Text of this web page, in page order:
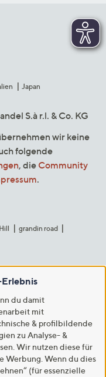
Japan
S.à r.l. & Co. KG
wir keine
folgende
, die Community
.
grandin road
du damit
mit
& profilbildende
zu Analyse- &
Wir nutzen diese für
Werbung. Wenn du dies
(für essenzielle